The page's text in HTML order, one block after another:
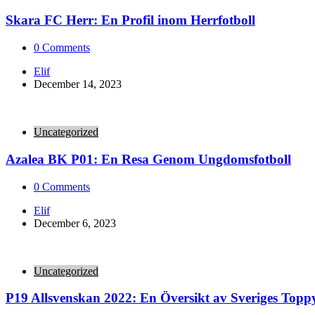
Skara FC Herr: En Profil inom Herrfotboll
0 Comments
Posted
by
Elif
December 14, 2023
Uncategorized
Azalea BK P01: En Resa Genom Ungdomsfotboll
0 Comments
Posted
by
Elif
December 6, 2023
Uncategorized
P19 Allsvenskan 2022: En Översikt av Sveriges